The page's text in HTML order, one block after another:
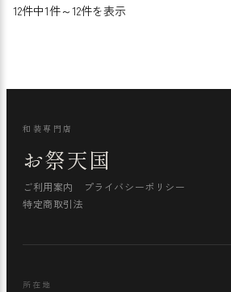
12件中1件～12件を表示
和装専門店
お祭天国
ご利用案内
特定商取引法
プライバシーポリシー
所在地